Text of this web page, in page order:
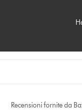
Recensioni fornite da